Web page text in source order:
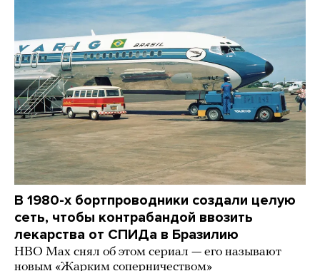
В 1980-х бортпроводники создали целую
сеть, чтобы контрабандой ввозить
лекарства от СПИДа в Бразилию
HBO Max снял об этом сериал — его называют
новым «Жарким соперничеством»